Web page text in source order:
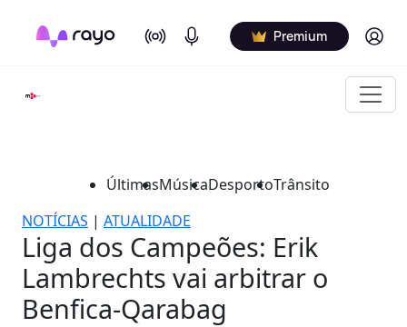
On Air Podcasts Premium Log in
ÚltimasMúsicaDesportoTrânsito
NOTÍCIAS | ATUALIDADE
Liga dos Campeões: Erik
Lambrechts vai arbitrar o
Benfica-Qarabag